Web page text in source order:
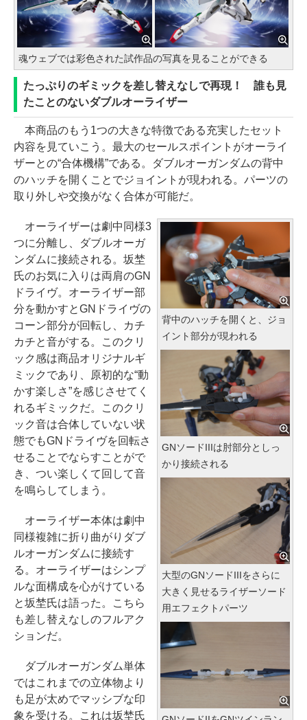
魂ウェブでは彩色された試作品の写真を見ることができる
たっぷりのギミックを差し替えなしで再現！ 誰も見
たことのないダブルオーライザー
本商品のもう1つの大きな特徴である充実したセット
内容を見ていこう。最大のセールスポイントがオーライ
ザーとの“合体機構”である。ダブルオーガンダムの背中
のハッチを開くことでジョイントが現われる。パーツの
取り外しや交換がなく合体が可能だ。
背中のハッチを開くと、ジョ
イント部分が現われる
GNソードIIIは肘部分としっ
かり接続される
大型のGNソードIIIをさらに
大きく見せるライザーソード
用エフェクトパーツ
オーライザーは劇中同様3
つに分離し、ダブルオーガ
ンダムに接続される。坂埜
氏のお気に入りは両肩のGN
ドライヴ。オーライザー部
分を動かすとGNドライヴの
コーン部分が回転し、カチ
カチと音がする。このクリ
ック感は商品オリジナルギ
ミックであり、原初的な“動
かす楽しさ”を感じさせてく
れるギミックだ。このクリ
ック音は合体していない状
態でもGNドライヴを回転さ
せることでならすことがで
き、つい楽しくて回して音
を鳴らしてしまう。
オーライザー本体は劇中
同様複雑に折り曲がりダブ
ルオーガンダムに接続す
る。オーライザーはシンプ
ルな面構成を心がけている
と坂埜氏は語った。こちら
も差し替えなしのフルアク
ションだ。
ダブルオーガンダム単体
ではこれまでの立体物より
も足が太めでマッシブな印
象を受ける。これは坂埜氏